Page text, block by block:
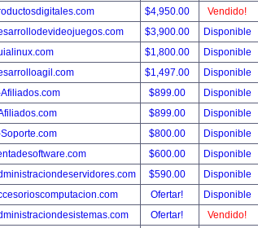
$4,950.00
Vendido!
$3,900.00
Disponible
$1,800.00
Disponible
$1,497.00
Disponible
$899.00
Disponible
$899.00
Disponible
$800.00
Disponible
$600.00
Disponible
$590.00
Disponible
Ofertar!
Disponible
Ofertar!
Vendido!